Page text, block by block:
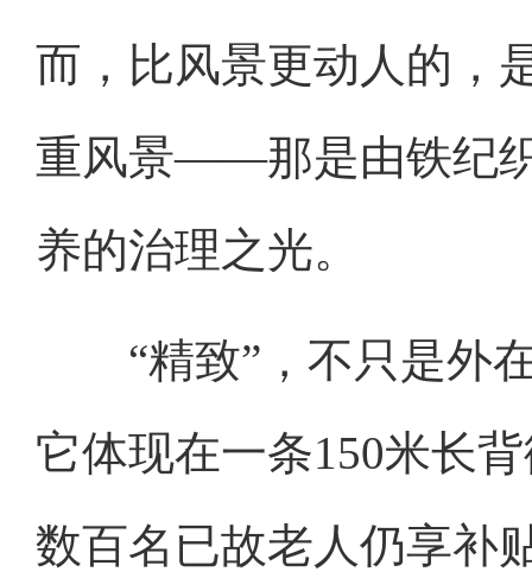
而，比风景更动人的，
重风景——那是由铁纪
养的治理之光。
“精致”，不只是外在
它体现在一条150米长
数百名已故老人仍享补